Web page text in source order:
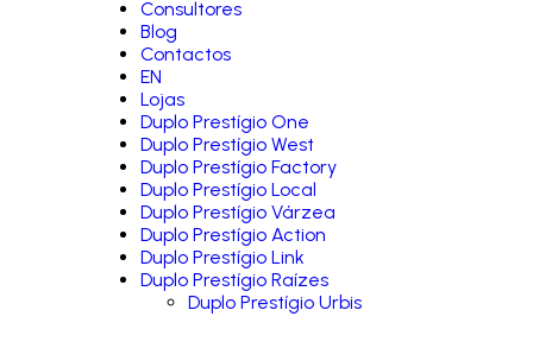
Consultores
Blog
Contactos
EN
Lojas
Duplo Prestígio One
Duplo Prestígio West
Duplo Prestígio Factory
Duplo Prestígio Local
Duplo Prestígio Várzea
Duplo Prestígio Action
Duplo Prestígio Link
Duplo Prestígio Raízes
Duplo Prestígio Urbis